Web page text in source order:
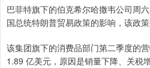
巴菲特旗下的伯克希尔哈撒韦公司周
国总统特朗普贸易政策的影响，该政
该集团旗下的消费品部门第二季度的
1.89 亿美元，原因是销量下降、关税